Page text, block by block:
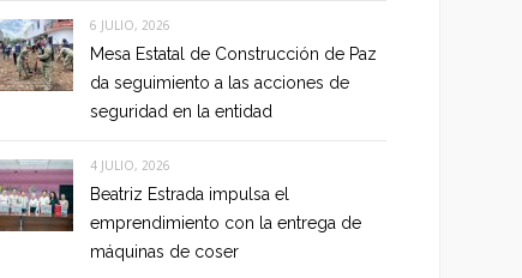
6 JULIO, 2026
Mesa Estatal de Construcción de Paz
da seguimiento a las acciones de
seguridad en la entidad
4 JULIO, 2026
Beatriz Estrada impulsa el
emprendimiento con la entrega de
máquinas de coser